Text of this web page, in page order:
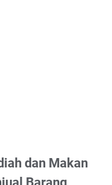
dan Makan